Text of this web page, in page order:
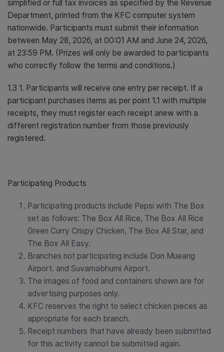
simplified or full tax invoices as specified by the Revenue
Department, printed from the KFC computer system
nationwide. Participants must submit their information
between May 28, 2026, at 00:01 AM and June 24, 2026,
at 23:59 PM. (Prizes will only be awarded to participants
who correctly follow the terms and conditions.)
1.3 1. Participants will receive one entry per receipt. If a
participant purchases items as per point 1.1 with multiple
receipts, they must register each receipt anew with a
different registration number from those previously
registered.
Participating Products
Participating products include Pepsi with The Box
set as follows: The Box All Rice, The Box All Rice
Green Curry Crispy Chicken, The Box All Star, and
The Box All Easy.
Branches not participating include Don Mueang
Airport. and Suvarnabhumi Airport.
The images of food and containers shown are for
advertising purposes only.
KFC reserves the right to select chicken pieces as
appropriate for each branch.
Receipt numbers that have already been submitted
for this activity cannot be submitted again.